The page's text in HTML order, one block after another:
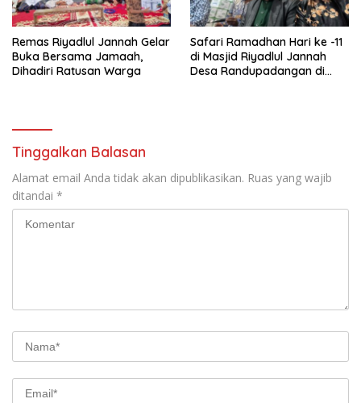
Remas Riyadlul Jannah Gelar
Buka Bersama Jamaah,
Dihadiri Ratusan Warga
Safari Ramadhan Hari ke -11
di Masjid Riyadlul Jannah
Desa Randupadangan di
Tinggalkan Balasan
Alamat email Anda tidak akan dipublikasikan. Ruas yang wajib
ditandai *